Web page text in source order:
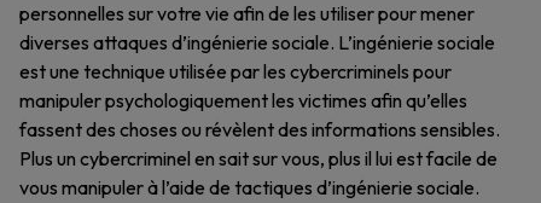
personnelles sur votre vie afin de les utiliser pour mener
diverses attaques d’ingénierie sociale. L’ingénierie sociale
est une technique utilisée par les cybercriminels pour
manipuler psychologiquement les victimes afin qu’elles
fassent des choses ou révèlent des informations sensibles.
Plus un cybercriminel en sait sur vous, plus il lui est facile de
vous manipuler à l’aide de tactiques d’ingénierie sociale.